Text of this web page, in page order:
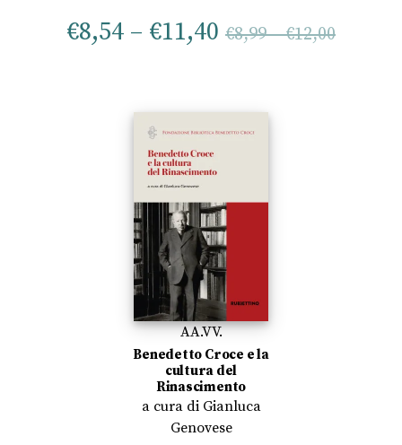
€8,54 – €11,40 €8,99–€12,00
AA.VV.
Benedetto Croce e la
cultura del
Rinascimento
a cura di Gianluca
Genovese